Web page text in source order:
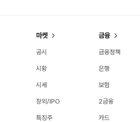
마켓
공시
시황
시세
장외/IPO
특징주
금융
금융정책
은행
보험
2금융
카드